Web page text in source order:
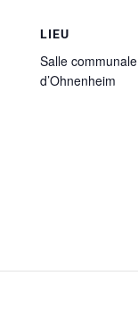
LIEU
Salle communale
d’Ohnenheim